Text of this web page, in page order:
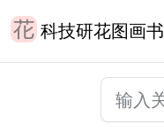
科技研花图画书